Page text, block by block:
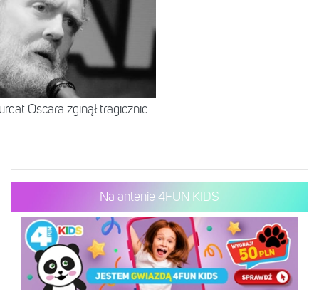
Oscara zginął tragicznie
Na antenie 4FUN KIDS